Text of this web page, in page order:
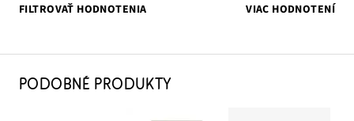
FILTROVAŤ HODNOTENIA
VIAC HODNOTENÍ
PODOBNÉ PRODUKTY